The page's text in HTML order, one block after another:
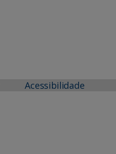
Acessibilidade